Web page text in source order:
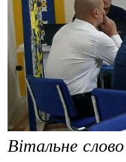
Вітальне слово